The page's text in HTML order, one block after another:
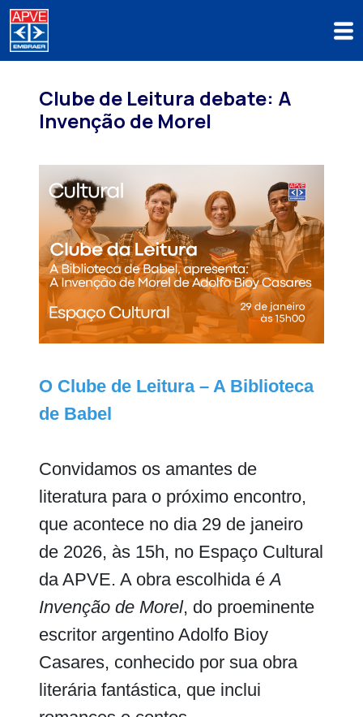
Clube de Leitura debate: A
Invenção de Morel
O Clube de Leitura – A Biblioteca
de Babel
Convidamos os amantes de
literatura para o próximo encontro,
que acontece no dia 29 de janeiro
de 2026, às 15h, no Espaço Cultural
da APVE. A obra escolhida éA
Invenção de Morel, do proeminente
escritor argentino Adolfo Bioy
Casares, conhecido por sua obra
literária fantástica, que inclui